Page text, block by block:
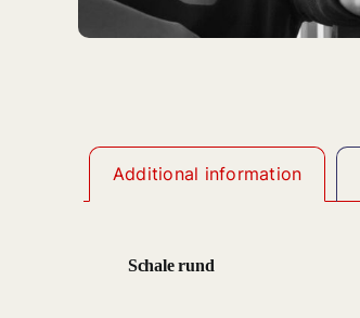
Additional information
Schale rund